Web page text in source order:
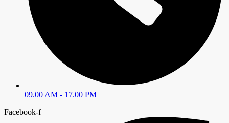
09.00 AM - 17.00 PM
Facebook-f